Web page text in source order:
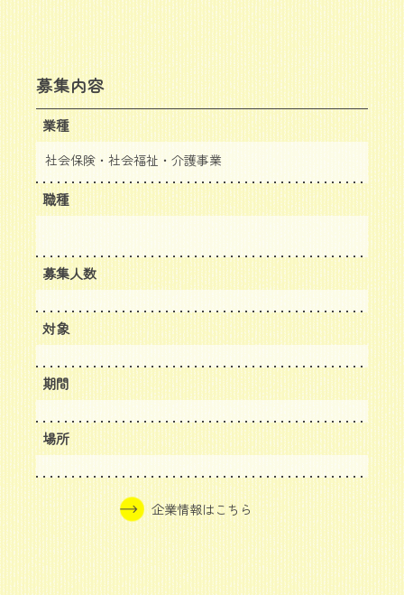
募集内容
業種
社会保険・社会福祉・介護事業
職種
募集人数
対象
期間
場所
企業情報はこちら